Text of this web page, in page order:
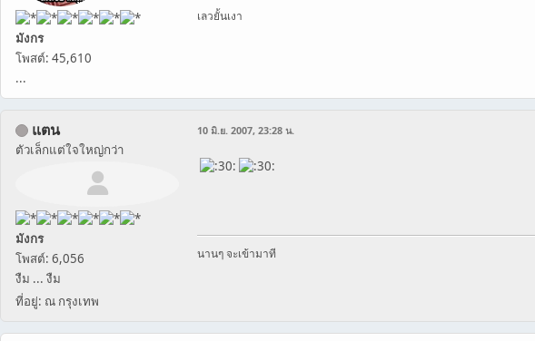
มังกร
โพสต์: 45,610
...
เลวยั้นเงา
แตน
ตัวเล็กแต่ใจใหญ่กว่า
มังกร
โพสต์: 6,056
งืม ... งืม
ที่อยู่: ณ กรุงเทพ
10 มิ.ย. 2007, 23:28 น.
นานๆ จะเข้ามาที